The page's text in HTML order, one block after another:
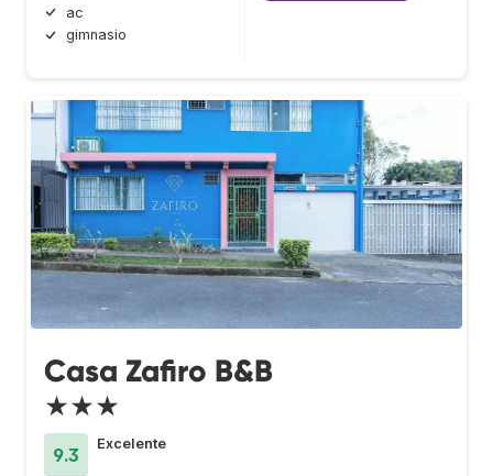
ac
gimnasio
Casa Zafiro B&B
★★★
9.3
Excelente